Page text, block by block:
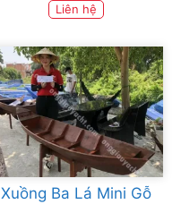
Liên hệ
Xuồng Ba Lá Mini Gỗ